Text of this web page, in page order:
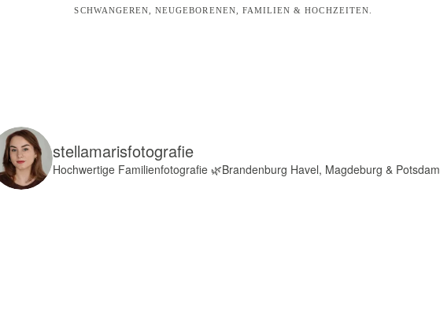
SCHWANGEREN, NEUGEBORENEN, FAMILIEN & HOCHZEITEN.
stellamarisfotografie
Hochwertige Familienfotografie🌿Brandenburg Havel, Magdeburg & Potsdam